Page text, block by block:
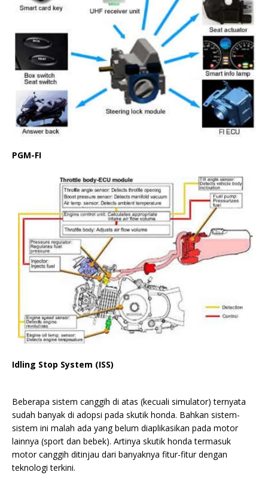
PGM-FI
Idling Stop System (ISS)
Beberapa sistem canggih di atas (kecuali simulator) ternyata
sudah banyak di adopsi pada skutik honda. Bahkan sistem-
sistem ini malah ada yang belum diaplikasikan pada motor
lainnya (sport dan bebek). Artinya skutik honda termasuk
motor canggih ditinjau dari banyaknya fitur-fitur dengan
teknologi terkini.